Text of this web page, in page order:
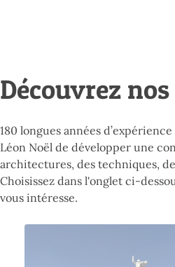
Découvrez
180 longues années
Léon Noël de développer une
architectures, des techniques,
Choisissez dans l'onglet ci-
vous intéresse.